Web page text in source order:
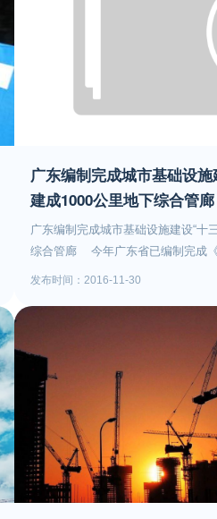
员，按照职业技能标准开展培训。
强与人力资源社会保障、财政部门
按照相关要求申请职业技能培训、
职业技能鉴定坚持理论知识与实际
住房和城乡建设部成立职业技能培
业、职业院校、培训机构等，发展
鉴定站点和考评人员目录，实施动
号为全面提升住房和城乡建设行业
保障工程质量安全，促进住房和城
央办公厅 国务院办公厅印发的通知
公布国家职业资格目录的通知》（
做好住房和城乡建设行业职业技能
照行业技能人才“培养、评价、使
总体目标，做好住房和城乡建设行
作，为住房和城乡建设行业培育高
从事《国家职业资格目录》中住房
员，按照国家技术技能人才评价政
能鉴定工作。对《国家职业资格目
关职业（工种）人员，按照职业技
广东编制完成城市基础设
建成1000公里地下综合管廊
广东编制完成城市基础设施建设“十
综合管廊 今年广东省已编制完成《
划》，首次将《规划》纳入《广东
势、建设需求等基础上，统筹谋划
水、供气、污水等城市基础设施建
资金需求，统筹推进城市建设重点
少于150公里在城市基础设施中，地
题，促进城市空间集约化利用，近
东省已建立全省城市地下综合管廊
不少于1000公里的城市地下综合管
海、佛山、韶关、肇庆、阳江7个城
187.62公里，多个地市均积极开展
发布时间：2016-11-30